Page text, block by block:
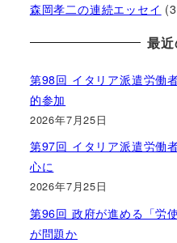
森岡孝二の連続エッセイ
最
第98回 イタリア派遣労働
的参加
2026年7月25日
第97回 イタリア派遣労働
心に
2026年7月25日
第96回 政府が進める「労
が問題か